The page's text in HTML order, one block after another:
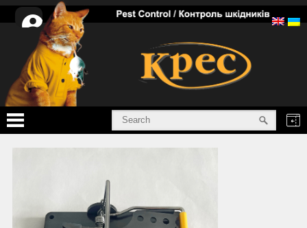
Personal
cabinet
Home
Products